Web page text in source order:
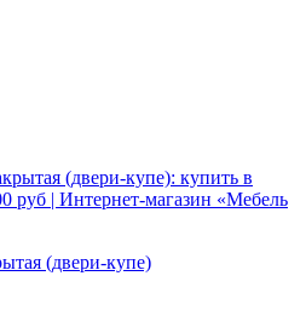
(двери-купе)